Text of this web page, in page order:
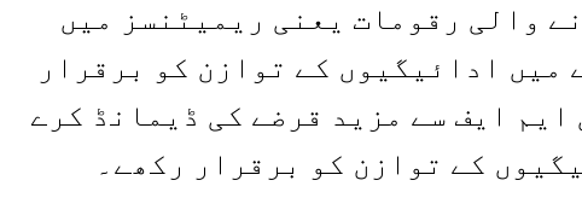
والی رقومات یعنی ریمیٹنسز میں
ادائیگیوں کے توازن کو برقرار
ایف سے مزید قرضے کی ڈیمانڈ کرے
کے توازن کو برقرار رکھے۔